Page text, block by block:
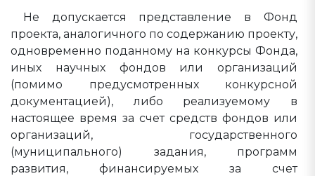
Не допускается представление в Фонд
проекта, аналогичного по содержанию проекту,
одновременно поданному на конкурсы Фонда,
иных научных фондов или организаций
(помимо предусмотренных конкурсной
документацией), либо реализуемому в
настоящее время за счет средств фондов или
организаций, государственного
(муниципального) задания, программ
развития, финансируемых за счет